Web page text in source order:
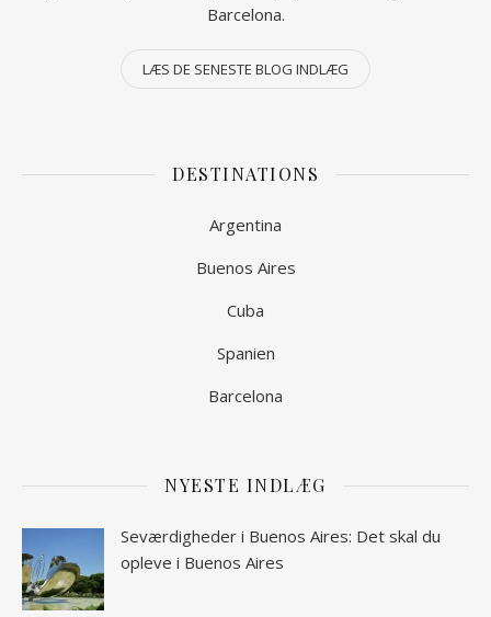
Barcelona.
LÆS DE SENESTE BLOG INDLÆG
DESTINATIONS
Argentina
Buenos Aires
Cuba
Spanien
Barcelona
NYESTE INDLÆG
Seværdigheder i Buenos Aires: Det skal du
opleve i Buenos Aires